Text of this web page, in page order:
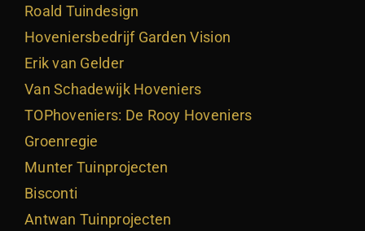
Roald Tuindesign
Hoveniersbedrijf Garden Vision
Erik van Gelder
Van Schadewijk Hoveniers
TOPhoveniers: De Rooy Hoveniers
Groenregie
Munter Tuinprojecten
Bisconti
Antwan Tuinprojecten